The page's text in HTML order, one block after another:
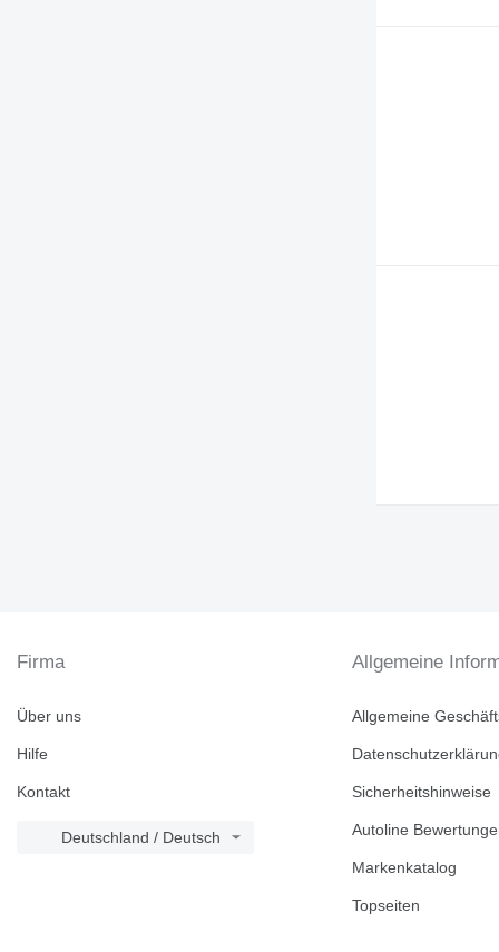
Firma
Über uns
Hilfe
Kontakt
Deutschland / Deutsch
Allgemeine
Allgemeine
Sicherheitshinweise
Autoline
Markenkatalog
Topseiten